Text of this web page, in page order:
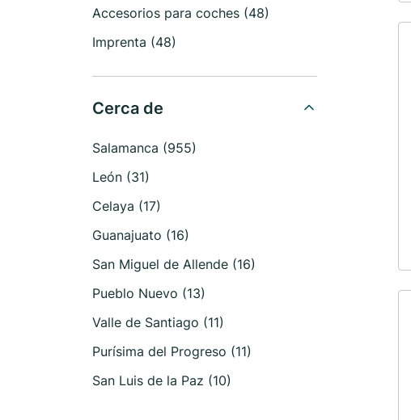
Accesorios para coches (48)
Imprenta (48)
Cerca de
Salamanca (955)
León (31)
Celaya (17)
Guanajuato (16)
San Miguel de Allende (16)
Pueblo Nuevo (13)
Valle de Santiago (11)
Purísima del Progreso (11)
San Luis de la Paz (10)